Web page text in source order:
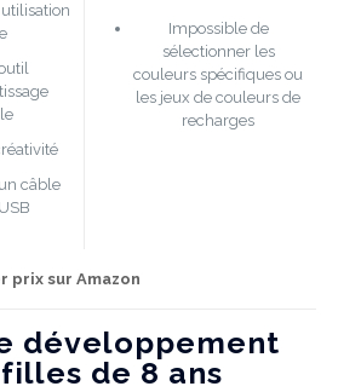
câble
Impossible de
sélectionner les
couleurs spécifiques ou
les jeux de couleurs de
recharges
prix sur Amazon
développement
de 8 ans